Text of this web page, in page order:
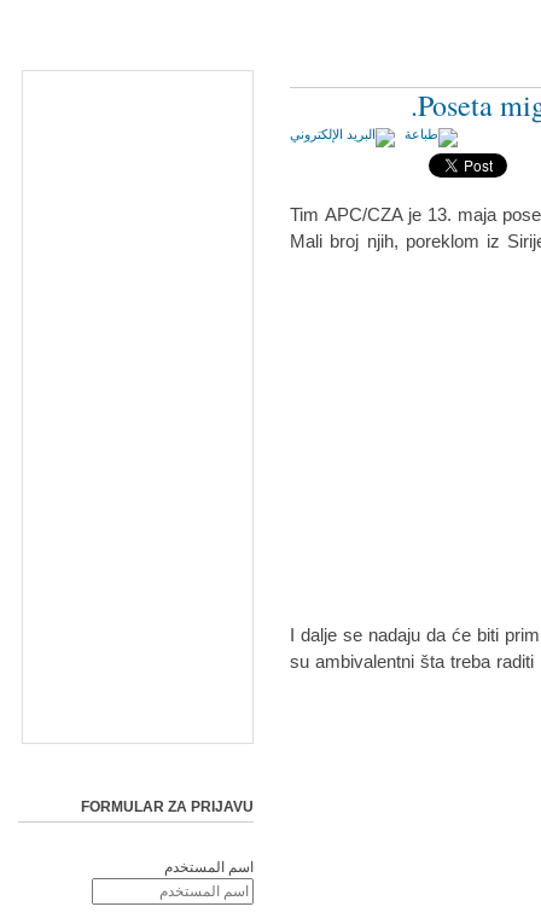
Poseta
Tim APC/CZA je 13. maja
Mali broj njih, poreklom iz
I dalje se nadaju da će biti
su ambivalentni šta treba
FORMULAR ZA PRIJAVU
اسم المستخدم